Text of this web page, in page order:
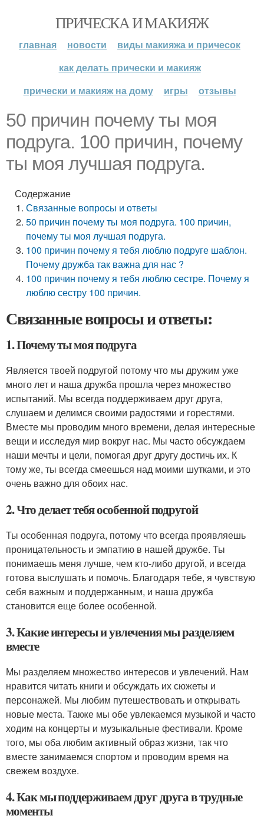
ПРИЧЕСКА И МАКИЯЖ
главная новости
виды макияжа и причесок
как делать прически и макияж
прически и макияж на дому
игры отзывы
50 причин почему ты моя
подруга. 100 причин, почему
ты моя лучшая подруга.
Содержание
Связанные вопросы и ответы
50 причин почему ты моя подруга. 100 причин,
почему ты моя лучшая подруга.
100 причин почему я тебя люблю подруге шаблон.
Почему дружба так важна для нас ?
100 причин почему я тебя люблю сестре. Почему я
люблю сестру 100 причин.
Связанные вопросы и ответы:
1. Почему ты моя подруга
Является твоей подругой потому что мы дружим уже
много лет и наша дружба прошла через множество
испытаний. Мы всегда поддерживаем друг друга,
слушаем и делимся своими радостями и горестями.
Вместе мы проводим много времени, делая интересные
вещи и исследуя мир вокруг нас. Мы часто обсуждаем
наши мечты и цели, помогая друг другу достичь их. К
тому же, ты всегда смеешься над моими шутками, и это
очень важно для обоих нас.
2. Что делает тебя особенной подругой
Ты особенная подруга, потому что всегда проявляешь
проницательность и эмпатию в нашей дружбе. Ты
понимаешь меня лучше, чем кто-либо другой, и всегда
готова выслушать и помочь. Благодаря тебе, я чувствую
себя важным и поддержанным, и наша дружба
становится еще более особенной.
3. Какие интересы и увлечения мы разделяем
вместе
Мы разделяем множество интересов и увлечений. Нам
нравится читать книги и обсуждать их сюжеты и
персонажей. Мы любим путешествовать и открывать
новые места. Также мы обе увлекаемся музыкой и часто
ходим на концерты и музыкальные фестивали. Кроме
того, мы оба любим активный образ жизни, так что
вместе занимаемся спортом и проводим время на
свежем воздухе.
4. Как мы поддерживаем друг друга в трудные
моменты